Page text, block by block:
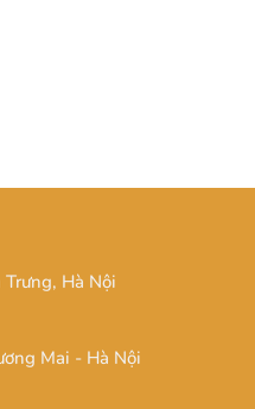
Hà Nội
Mai - Hà Nội